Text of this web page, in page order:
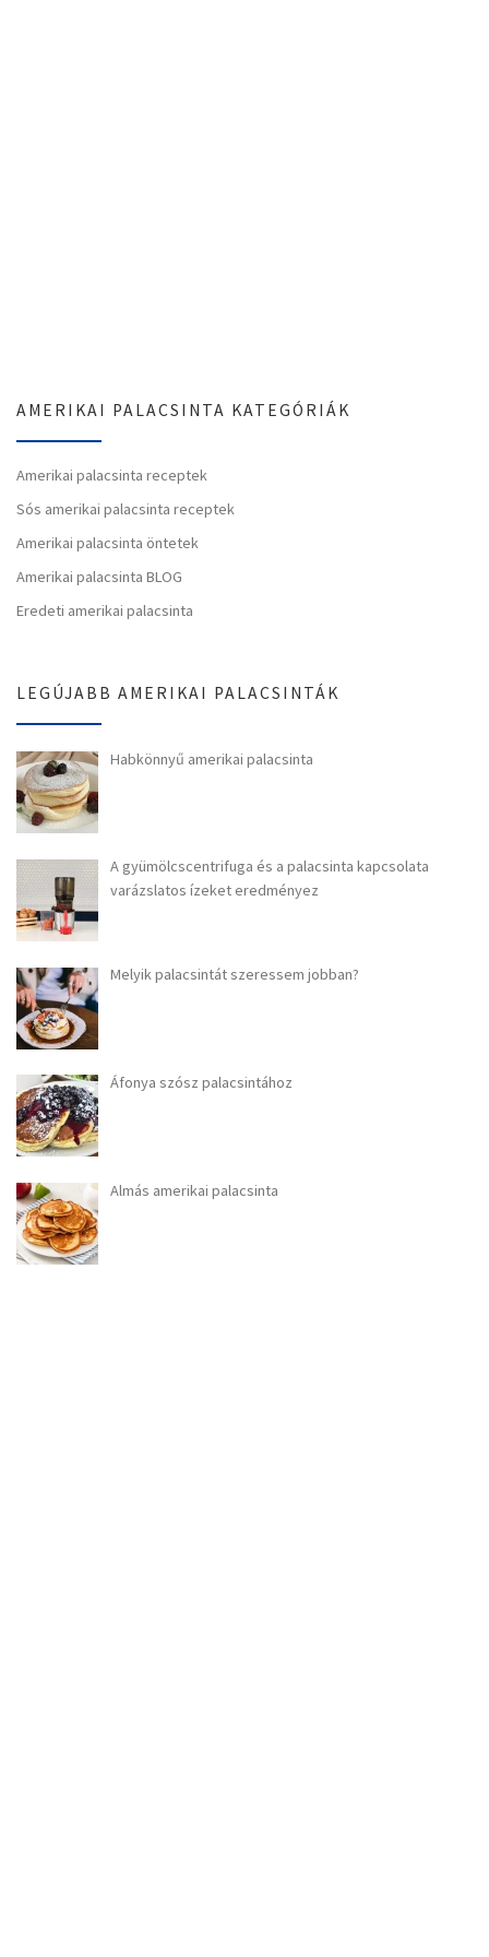
AMERIKAI PALACSINTA KATEGÓRIÁK
Amerikai palacsinta receptek
Sós amerikai palacsinta receptek
Amerikai palacsinta öntetek
Amerikai palacsinta BLOG
Eredeti amerikai palacsinta
LEGÚJABB AMERIKAI PALACSINTÁK
Habkönnyű amerikai palacsinta
A gyümölcscentrifuga és a palacsinta kapcsolata
varázslatos ízeket eredményez
Melyik palacsintát szeressem jobban?
Áfonya szósz palacsintához
Almás amerikai palacsinta